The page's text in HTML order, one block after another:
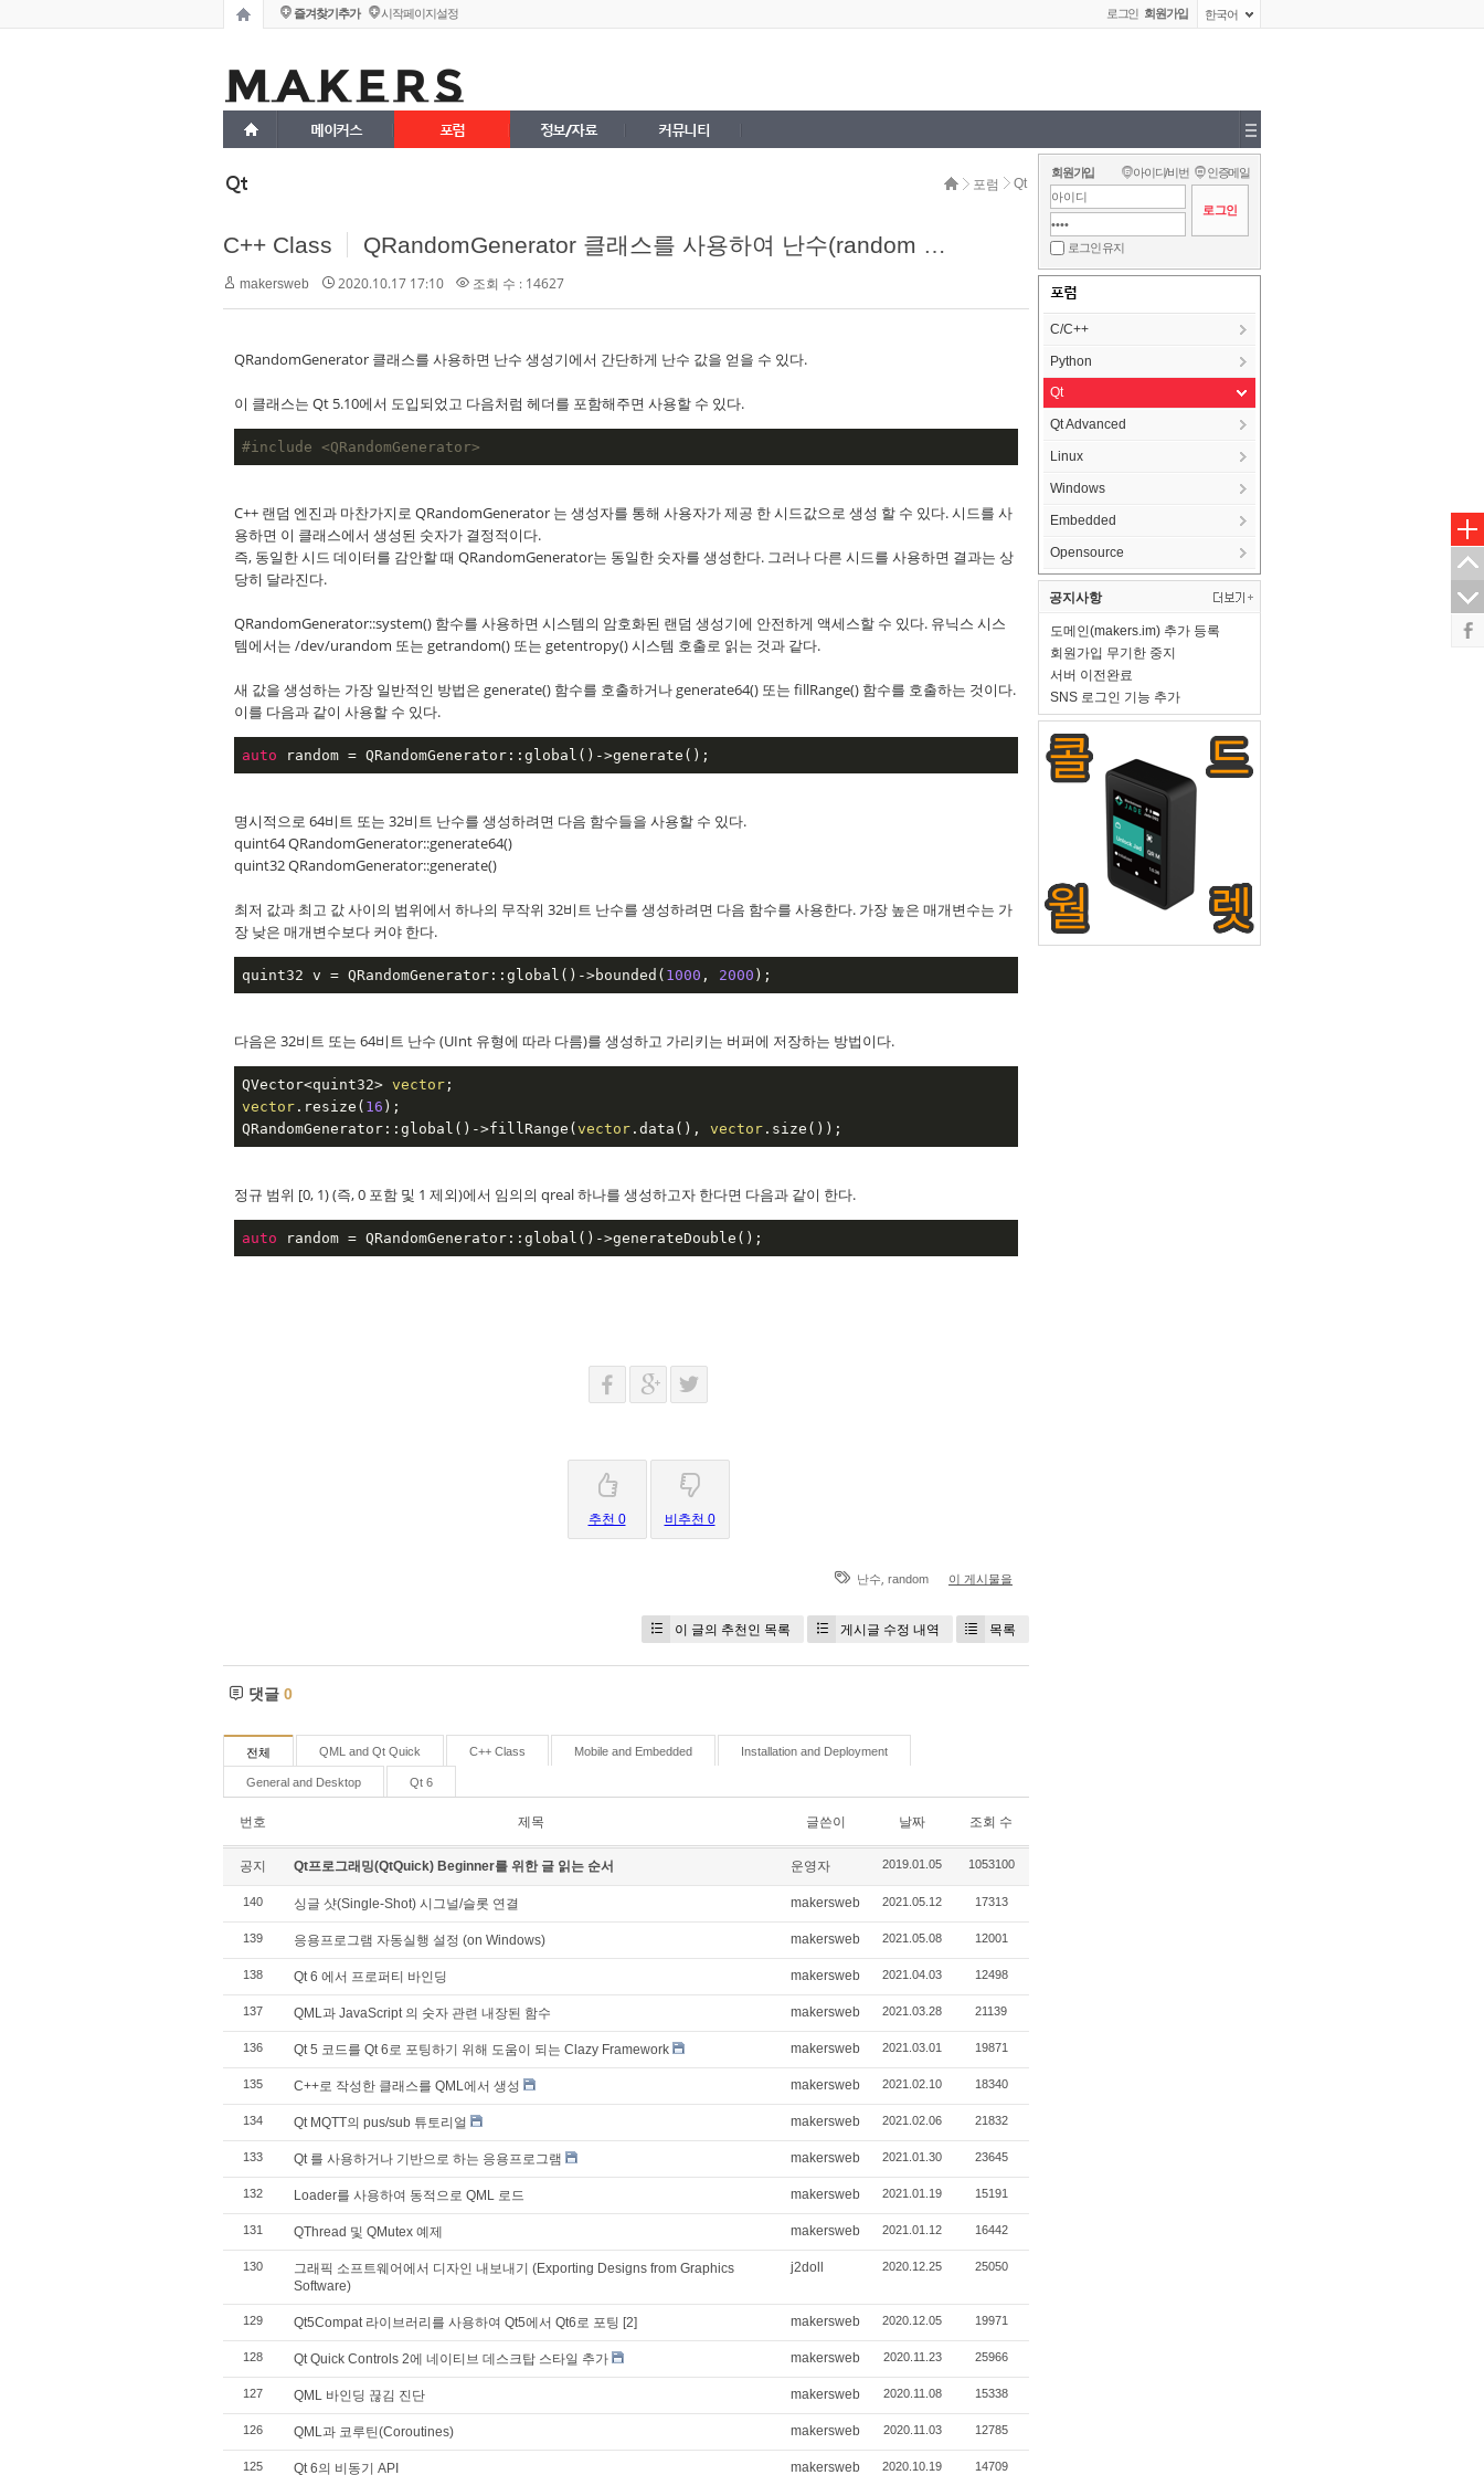
즐겨찾기추가 시작페이지설정 로그인 회원가입 한국어
메이커스 포럼 정보/자료 커뮤니티
Qt 포럼 Qt
C++ Class QRandomGenerator 클래스를 사용하여 난수(random values) 생성
makersweb 2020.10.17 17:10 조회 수 : 14627
QRandomGenerator 클래스를 사용하면 난수 생성기에서 간단하게 난수 값을 얻을 수 있다.
이 클래스는 Qt 5.10에서 도입되었고 다음처럼 헤더를 포함해주면 사용할 수 있다.
#include <QRandomGenerator>
C++ 랜덤 엔진과 마찬가지로 QRandomGenerator 는 생성자를 통해 사용자가 제공 한 시드값으로 생성 할 수 있다. 시드를 사
용하면 이 클래스에서 생성된 숫자가 결정적이다.
즉, 동일한 시드 데이터를 감안할 때 QRandomGenerator는 동일한 숫자를 생성한다. 그러나 다른 시드를 사용하면 결과는 상
당히 달라진다.
QRandomGenerator::system() 함수를 사용하면 시스템의 암호화된 랜덤 생성기에 안전하게 액세스할 수 있다. 유닉스 시스
템에서는 /dev/urandom 또는 getrandom() 또는 getentropy() 시스템 호출로 읽는 것과 같다.
새 값을 생성하는 가장 일반적인 방법은 generate() 함수를 호출하거나 generate64() 또는 fillRange() 함수를 호출하는 것이다.
이를 다음과 같이 사용할 수 있다.
auto random = QRandomGenerator::global()->generate();
명시적으로 64비트 또는 32비트 난수를 생성하려면 다음 함수들을 사용할 수 있다.
quint64 QRandomGenerator::generate64()
quint32 QRandomGenerator::generate()
최저 값과 최고 값 사이의 범위에서 하나의 무작위 32비트 난수를 생성하려면 다음 함수를 사용한다. 가장 높은 매개변수는 가
장 낮은 매개변수보다 커야 한다.
quint32 v = QRandomGenerator::global()->bounded( 1000 , 2000 );
다음은 32비트 또는 64비트 난수 (UInt 유형에 따라 다름)를 생성하고 가리키는 버퍼에 저장하는 방법이다.
QVector<quint32> vector
vector.resize( 16 );
QRandomGenerator::global()->fillRange(vector.data(), vector.size());
정규 범위 [0, 1) (즉, 0 포함 및 1 제외)에서 임의의 qreal 하나를 생성하고자 한다면 다음과 같이 한다.
auto random = QRandomGenerator::global()->generateDouble();
추천 0 비추천 0
난수, random 이 게시물을
이 글의 추천인 목록 게시글 수정 내역 목록
댓글 0
전체 QML and Qt Quick C++ Class Mobile and Embedded Installation and Deployment
General and Desktop Qt 6
번호 제목 글쓴이 날짜 조회 수
공지 Qt프로그래밍(QtQuick) Beginner를 위한 글 읽는 순서 운영자 2019.01.05 1053100
140 싱글 샷(Single-Shot) 시그널/슬롯 연결 makersweb 2021.05.12 17313
139 응용프로그램 자동실행 설정 (on Windows) makersweb 2021.05.08 12001
138 Qt 6 에서 프로퍼티 바인딩 makersweb 2021.04.03 12498
137 QML과 JavaScript 의 숫자 관련 내장된 함수 makersweb 2021.03.28 21139
136 Qt 5 코드를 Qt 6로 포팅하기 위해 도움이 되는 Clazy Framework makersweb 2021.03.01 19871
135 C++로 작성한 클래스를 QML에서 생성 makersweb 2021.02.10 18340
134 Qt MQTT의 pus/sub 튜토리얼 makersweb 2021.02.06 21832
133 Qt 를 사용하거나 기반으로 하는 응용프로그램 makersweb 2021.01.30 23645
132 Loader를 사용하여 동적으로 QML 로드 makersweb 2021.01.19 15191
131 QThread 및 QMutex 예제 makersweb 2021.01.12 16442
130
그래픽 소프트웨어에서 디자인 내보내기 (Exporting Designs from Graphics
Software)
j2doll 2020.12.25 25050
129 Qt5Compat 라이브러리를 사용하여 Qt5에서 Qt6로 포팅 [2] makersweb 2020.12.05 19971
128 Qt Quick Controls 2에 네이티브 데스크탑 스타일 추가 makersweb 2020.11.23 25966
127 QML 바인딩 끊김 진단 makersweb 2020.11.08 15338
126 QML과 코루틴(Coroutines) makersweb 2020.11.03 12785
125 Qt 6의 비동기 API makersweb 2020.10.19 14709
회원가입 아이디/비번 인증메일
로그인 유지
포럼
C/C++
Python
Qt
Qt Advanced
Linux
Windows
Embedded
Opensource
공지사항
도메인(makers.im) 추가 등록
회원가입 무기한 중지
서버 이전완료
SNS 로그인 기능 추가